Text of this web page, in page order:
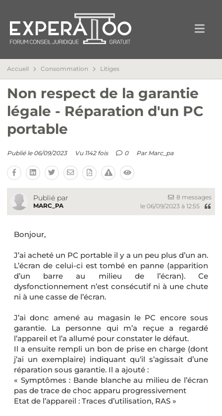
Accueil Consommation Litiges
Non respect de la garantie
légale - Réparation d'un PC
portable
Publié le 06/09/2023 Vu 1142 fois 0 Par Marc_pa
Publié par
MARC_PA
8 messages
le 06/09/2023 à 12:55
Bonjour,
J’ai acheté un PC portable il y a un peu plus d’un an.
L’écran de celui-ci est tombé en panne (apparition
d’un barre au milieu de l’écran). Ce
dysfonctionnement n’est consécutif ni à une chute
ni à une casse de l’écran.
J’ai donc amené au magasin le PC encore sous
garantie. La personne qui m’a reçue a regardé
l’appareil et l’a allumé pour constater le défaut.
Il a ensuite rempli un bon de prise en charge (dont
j’ai un exemplaire) indiquant qu’il s’agissait d’une
réparation sous garantie. Il a ajouté :
« Symptômes : Bande blanche au milieu de l’écran
pas de trace de choc apparu progressivement
Etat de l’appareil : Traces d’utilisation, RAS »